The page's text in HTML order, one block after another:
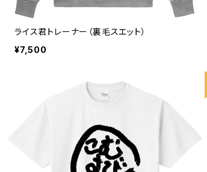
ライス君トレーナー（裏毛スエット）
¥7,500